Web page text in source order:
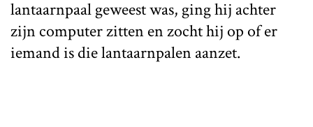
lantaarnpaal geweest was, ging hij achter
zijn computer zitten en zocht hij op of er
iemand is die lantaarnpalen aanzet.